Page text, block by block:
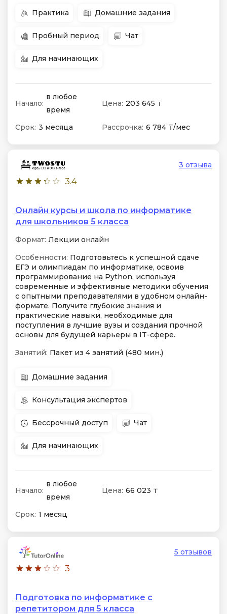
Практика Домашние задания
Пробный период Чат
Для начинающих
Начало:
в любое
время
Цена: 203 645 ₸
Срок: 3 месяца Рассрочка: 6 784 ₸/мес
3.4
3 отзыва
Онлайн курсы и школа по информатике
для школьников 5 класса
Формат: Лекции онлайн
Особенности: Подготовьтесь к успешной сдаче
ЕГЭ и олимпиадам по информатике, освоив
программирование на Python, используя
современные и эффективные методики обучения
с опытными преподавателями в удобном онлайн-
формате. Получите глубокие знания и
практические навыки, необходимые для
поступления в лучшие вузы и создания прочной
основы для будущей карьеры в IT-сфере.
Занятий: Пакет из 4 занятий (480 мин.)
Домашние задания
Консультация экспертов
Бессрочный доступ Чат
Для начинающих
Начало:
в любое
время
Цена: 66 023 ₸
Срок: 1 месяц
3
5 отзывов
Подготовка по информатике с
репетитором для 5 класса